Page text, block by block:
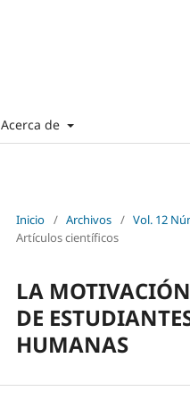
Acerca de
Inicio / Archivos / Vol. 12
Artículos científicos
LA
DE
HUMANAS